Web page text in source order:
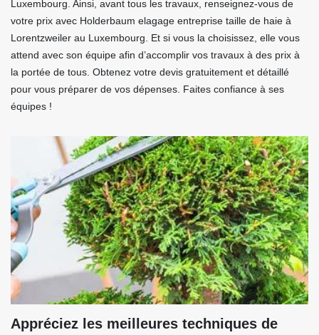
Luxembourg. Ainsi, avant tous les travaux, renseignez-vous de
votre prix avec Holderbaum elagage entreprise taille de haie à
Lorentzweiler au Luxembourg. Et si vous la choisissez, elle vous
attend avec son équipe afin d’accomplir vos travaux à des prix à
la portée de tous. Obtenez votre devis gratuitement et détaillé
pour vous préparer de vos dépenses. Faites confiance à ses
équipes !
Appréciez les meilleures techniques de